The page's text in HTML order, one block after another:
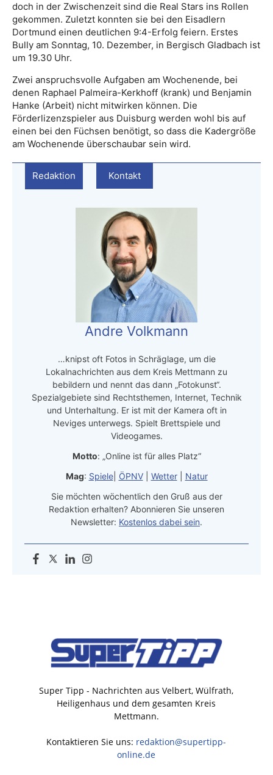
doch in der Zwischenzeit sind die Real Stars ins Rollen
gekommen. Zuletzt konnten sie bei den Eisadlern
Dortmund einen deutlichen 9:4-Erfolg feiern. Erstes
Bully am Sonntag, 10. Dezember, in Bergisch Gladbach ist
um 19.30 Uhr.
Zwei anspruchsvolle Aufgaben am Wochenende, bei
denen Raphael Palmeira-Kerkhoff (krank) und Benjamin
Hanke (Arbeit) nicht mitwirken können. Die
Förderlizenzspieler aus Duisburg werden wohl bis auf
einen bei den Füchsen benötigt, so dass die Kadergröße
am Wochenende überschaubar sein wird.
Redaktion Kontakt
Andre Volkmann
…knipst oft Fotos in Schräglage, um die
Lokalnachrichten aus dem Kreis Mettmann zu
bebildern und nennt das dann „Fotokunst“.
Spezialgebiete sind Rechtsthemen, Internet, Technik
und Unterhaltung. Er ist mit der Kamera oft in
Neviges unterwegs. Spielt Brettspiele und
Videogames.
Motto: „Online ist für alles Platz“
Mag: Spiele| ÖPNV| Wetter| Natur
Sie möchten wöchentlich den Gruß aus der
Redaktion erhalten? Abonnieren Sie unseren
Newsletter: Kostenlos dabei sein.
Super Tipp - Nachrichten aus Velbert, Wülfrath,
Heiligenhaus und dem gesamten Kreis
Mettmann.
Kontaktieren Sie uns: redaktion@supertipp-
online.de